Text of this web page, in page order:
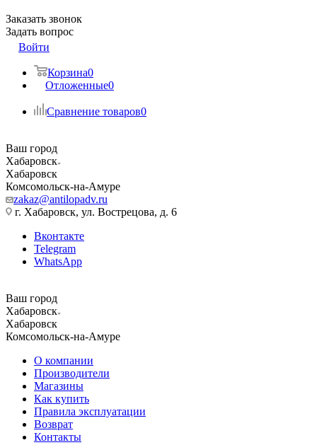
Заказать звонок
Задать вопрос
Войти
Корзина0
Отложенные0
Сравнение товаров0
Ваш город
Хабаровск
Хабаровск
Комсомольск-на-Амуре
zakaz@antilopadv.ru
г. Хабаровск, ул. Вострецова, д. 6
Вконтакте
Telegram
WhatsApp
Ваш город
Хабаровск
Хабаровск
Комсомольск-на-Амуре
О компании
Производители
Магазины
Как купить
Правила эксплуатации
Возврат
Контакты